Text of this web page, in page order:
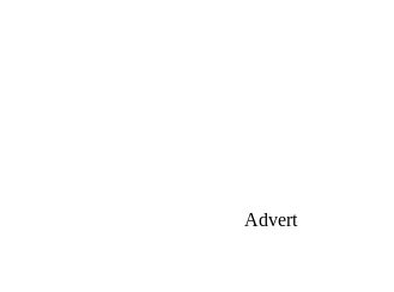
Advert